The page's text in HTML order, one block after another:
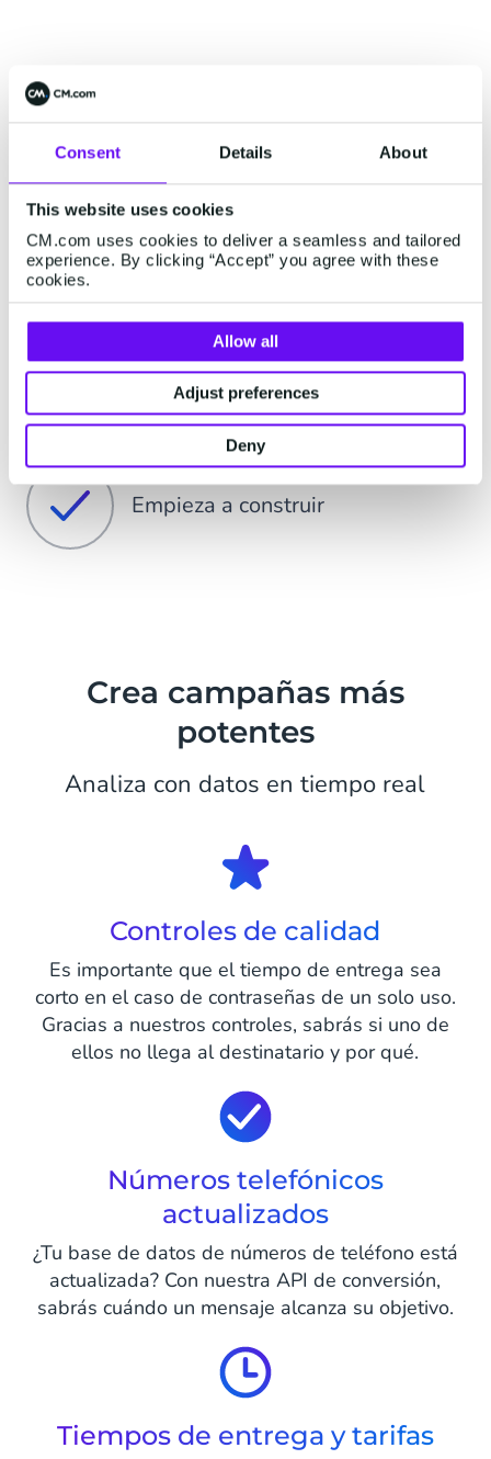
Consent Details About
This website uses cookies
CM.com uses cookies to deliver a seamless and tailored
experience. By clicking “Accept” you agree with these
cookies.
Allow all
Adjust preferences
Deny
Empieza ahora
Contacta con nosotros
Crea una cuenta API de voz
Empieza a construir
Crea campañas más
potentes
Analiza con datos en tiempo real
Controles de calidad
Es importante que el tiempo de entrega sea
corto en el caso de contraseñas de un solo uso.
Gracias a nuestros controles, sabrás si uno de
ellos no llega al destinatario y por qué.
Números telefónicos
actualizados
¿Tu base de datos de números de teléfono está
actualizada? Con nuestra API de conversión,
sabrás cuándo un mensaje alcanza su objetivo.
Tiempos de entrega y tarifas